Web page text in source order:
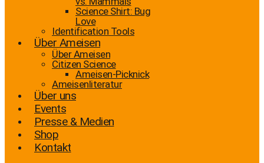
Science Shirt: Bug
Love
Identification Tools
Über Ameisen
Über Ameisen
Citizen Science
Ameisen-Picknick
Ameisenliteratur
Über uns
Events
Presse & Medien
Shop
Kontakt